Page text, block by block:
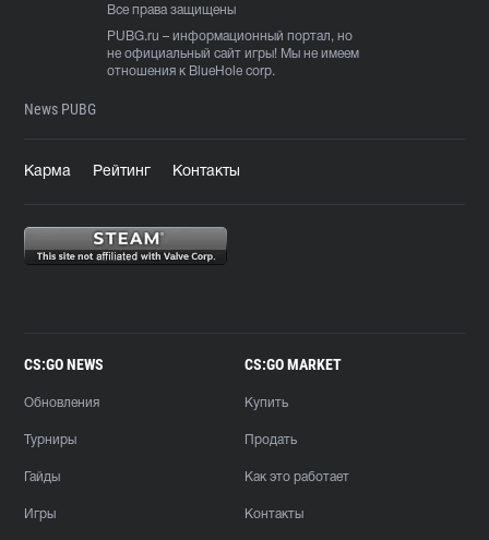
Все права защищены
PUBG.ru – информационный портал, но
не официальный сайт игры! Мы не имеем
отношения к BlueHole corp.
News PUBG
Карма Рейтинг Контакты
CS:GO NEWS
Обновления
Турниры
Гайды
Игры
CS:GO MARKET
Купить
Продать
Как это работает
Контакты